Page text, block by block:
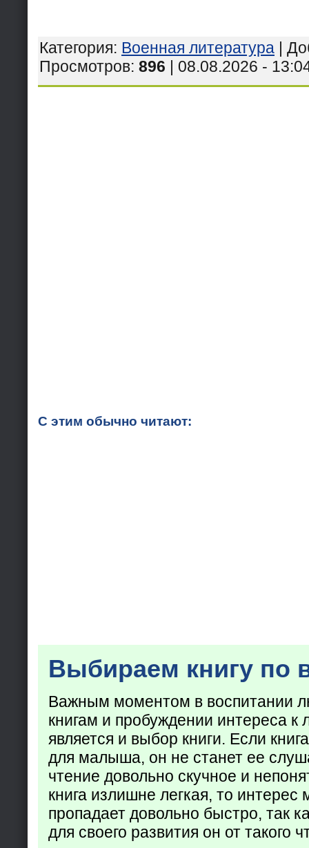
Категория: Военная литература |
Просмотров: 896 | 08.08.2026 -
С этим обычно читают:
Выбираем книгу по
Важным моментом в воспитании
книгам и пробуждении интереса к
является и выбор книги. Если
для малыша, он не станет ее
чтение довольно скучное и
книга излишне легкая, то
пропадает довольно быстро, так
для своего развития он от такого